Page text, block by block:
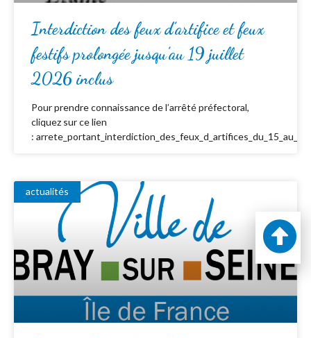
Interdiction des feux d’artifice et feux
festifs prolongée jusqu’au 19 juillet
2026 inclus
Pour prendre connaissance de l’arrêté préfectoral,
cliquez sur ce lien
:
actualités